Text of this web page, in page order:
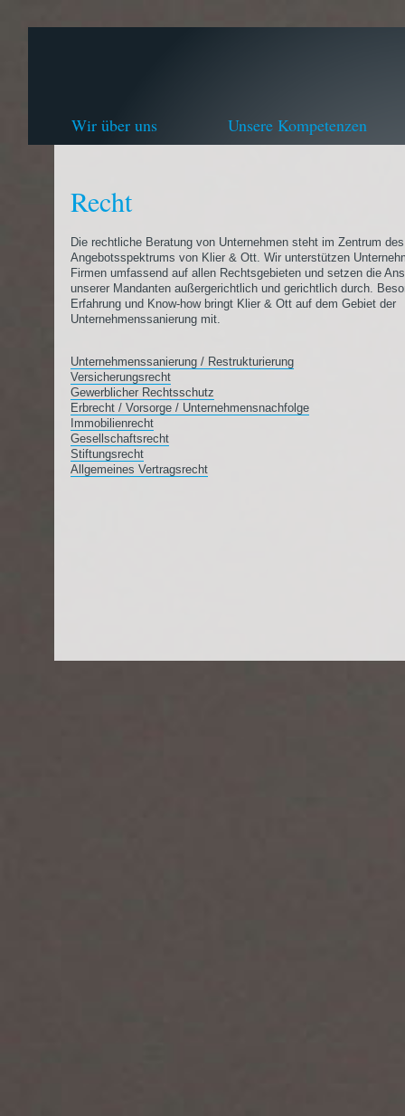
Wir über uns Unsere Kompetenzen
Recht
Die rechtliche Beratung von Unternehmen steht im Zentrum des
Angebotsspektrums von Klier & Ott. Wir unterstützen
Firmen umfassend auf allen Rechtsgebieten und setzen die
unserer Mandanten außergerichtlich und gerichtlich durch.
Erfahrung und Know-how bringt Klier & Ott auf dem Gebiet der
Unternehmenssanierung mit.
Unternehmenssanierung / Restrukturierung
Versicherungsrecht
Gewerblicher Rechtsschutz
Erbrecht / Vorsorge / Unternehmensnachfolge
Immobilienrecht
Gesellschaftsrecht
Stiftungsrecht
Allgemeines Vertragsrecht